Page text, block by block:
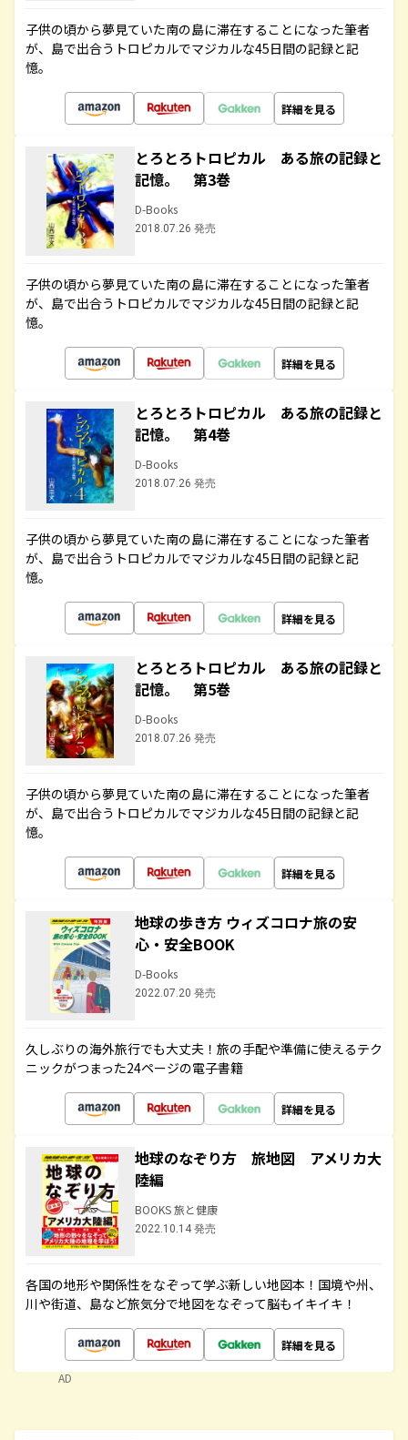
子供の頃から夢見ていた南の島に滞在することになった筆者
が、島で出合うトロピカルでマジカルな45日間の記録と記
憶。
詳細を見る
とろとろトロピカル ある旅の記録と
記憶。 第3巻
D-Books
2018.07.26 発売
子供の頃から夢見ていた南の島に滞在することになった筆者
が、島で出合うトロピカルでマジカルな45日間の記録と記
憶。
詳細を見る
とろとろトロピカル ある旅の記録と
記憶。 第4巻
D-Books
2018.07.26 発売
子供の頃から夢見ていた南の島に滞在することになった筆者
が、島で出合うトロピカルでマジカルな45日間の記録と記
憶。
詳細を見る
とろとろトロピカル ある旅の記録と
記憶。 第5巻
D-Books
2018.07.26 発売
子供の頃から夢見ていた南の島に滞在することになった筆者
が、島で出合うトロピカルでマジカルな45日間の記録と記
憶。
詳細を見る
地球の歩き方 ウィズコロナ旅の安
心・安全BOOK
D-Books
2022.07.20 発売
久しぶりの海外旅行でも大丈夫！旅の手配や準備に使えるテク
ニックがつまった24ページの電子書籍
詳細を見る
地球のなぞり方 旅地図 アメリカ大
陸編
BOOKS 旅と健康
2022.10.14 発売
各国の地形や関係性をなぞって学ぶ新しい地図本！国境や州、
川や街道、島など旅気分で地図をなぞって脳もイキイキ！
詳細を見る
AD